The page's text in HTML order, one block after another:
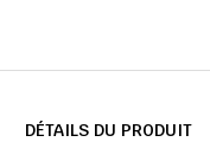
DÉTAILS DU PRODUIT